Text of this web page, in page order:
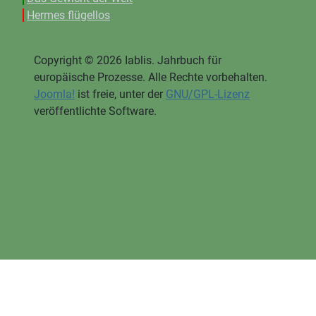
Hermes flügellos
Copyright © 2026 Iablis. Jahrbuch für
europäische Prozesse. Alle Rechte vorbehalten.
Joomla! ist freie, unter der GNU/GPL-Lizenz
veröffentlichte Software.